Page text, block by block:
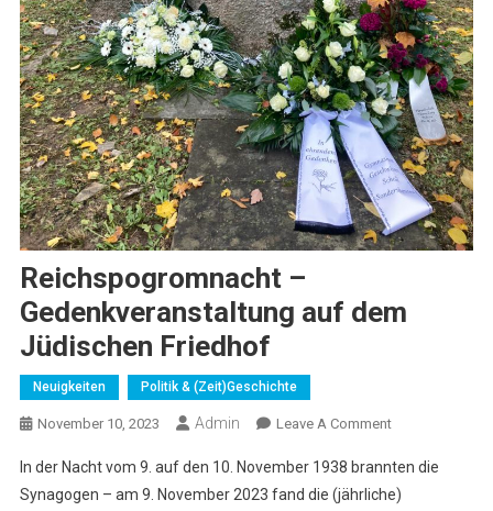
Reichspogromnacht –
Gedenkveranstaltung auf dem
Jüdischen Friedhof
Neuigkeiten Politik & (Zeit)Geschichte
November 10, 2023 Admin Leave A CommentOn
–
In der Nacht vom 9. auf den 10. November 1938 brannten die
Synagogen – am 9. November 2023 fand die (jährliche)